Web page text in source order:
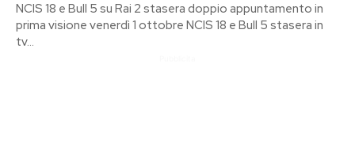
NCIS 18 e Bull 5 su Rai 2 stasera doppio appuntamento in
prima visione venerdì 1 ottobre NCIS 18 e Bull 5 stasera in
tv...